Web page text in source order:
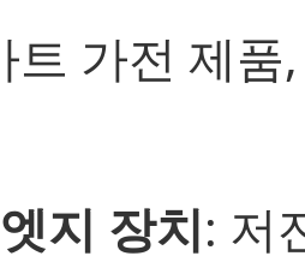
트 가전 제품
지 장치: 저